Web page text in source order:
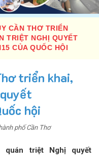
CẦN THƠ TRIỂN
TRIỆT NGHỊ QUYẾT
CỦA QUỐC HỘI
triển khai,
hội
phố Cần Thơ
quán triệt Nghị quyết